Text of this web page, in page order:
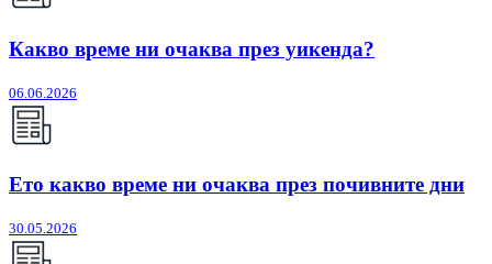
Какво време ни очаква през уикенда?
06.06.2026
Ето какво време ни очаква през почивните дни
30.05.2026